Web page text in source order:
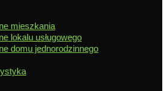
mieszkania
lokalu usługowego
domu jednorodzinnego